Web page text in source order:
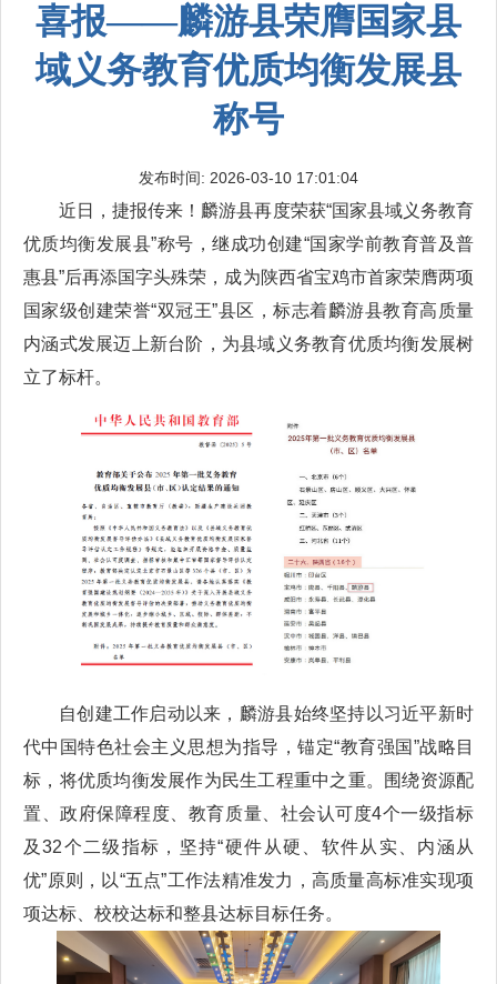
喜报——麟游县荣膺国家县
域义务教育优质均衡发展县
称号
发布时间: 2026-03-10 17:01:04
近日，捷报传来！麟游县再度荣获“国家县域义务教育
优质均衡发展县”称号，继成功创建“国家学前教育普及普
惠县”后再添国字头殊荣，成为陕西省宝鸡市首家荣膺两项
国家级创建荣誉“双冠王”县区，标志着麟游县教育高质量
内涵式发展迈上新台阶，为县域义务教育优质均衡发展树
立了标杆。
自创建工作启动以来，麟游县始终坚持以习近平新时
代中国特色社会主义思想为指导，锚定“教育强国”战略目
标，将优质均衡发展作为民生工程重中之重。围绕资源配
置、政府保障程度、教育质量、社会认可度4个一级指标
及32个二级指标，坚持“硬件从硬、软件从实、内涵从
优”原则，以“五点”工作法精准发力，高质量高标准实现项
项达标、校校达标和整县达标目标任务。